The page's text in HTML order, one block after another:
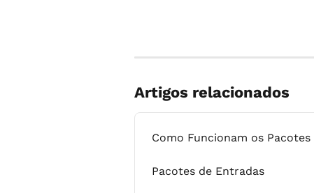
Artigos relacionados
Como Funcionam os
Pacotes de Entradas